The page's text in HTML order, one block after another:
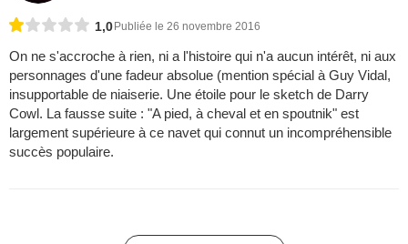
1,0Publiée le 26 novembre 2016
On ne s'accroche à rien, ni a l'histoire qui n'a aucun intérêt, ni aux
personnages d'une fadeur absolue (mention spécial à Guy Vidal,
insupportable de niaiserie. Une étoile pour le sketch de Darry
Cowl. La fausse suite : "A pied, à cheval et en spoutnik" est
largement supérieure à ce navet qui connut un incompréhensible
succès populaire.